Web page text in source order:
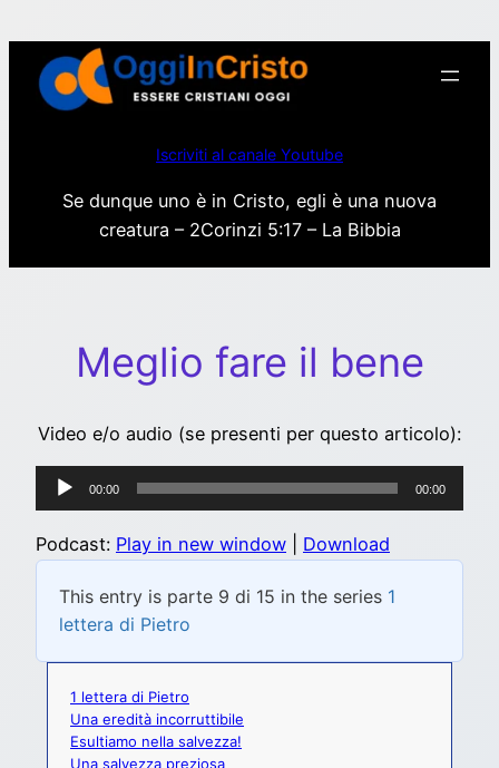
contenuto
Iscriviti al canale Youtube
Se dunque uno è in Cristo, egli è una nuova
creatura – 2Corinzi 5:17 – La Bibbia
Meglio fare il bene
Video e/o audio (se presenti per questo articolo):
Audio
Player
00:00 00:00
Podcast: Play in new window Download
This entry is parte 9 di 15 in the series 1
lettera di Pietro
1 lettera di Pietro
Una eredità incorruttibile
Esultiamo nella salvezza!
Una salvezza preziosa